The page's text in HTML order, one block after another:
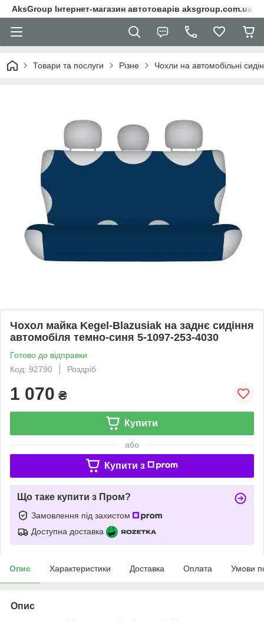
AksGroup Інтернет-магазин автотоварів aksgroup.com.ua
Товари та послуги Різне Чохли на автомобільні
Чохол майка Kegel-Blazusiak на заднє сидіння
автомобіля темно-синя 5-1097-253-4030
Готово до відправки
Код: 92790
Роздріб
1 070 ₴
Купити
або
Купити з
Що таке купити з Пром?
Замовлення під захистом
Доступна доставка
Опис Характеристики Доставка Оплата Умови
Опис